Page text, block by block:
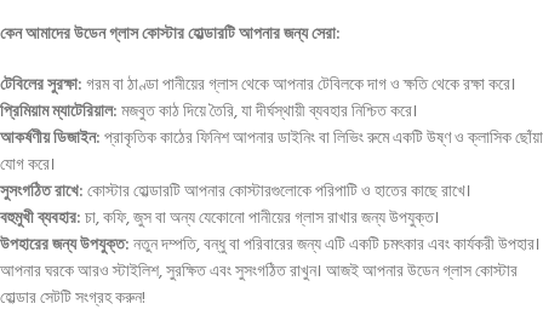
কেন আমাদের উডেন গ্লাস কোস্টার হোল্ডারটি আপনার জন্য সেরা:
টেবিলের সুরক্ষা:গরম বা ঠাণ্ডা পানীয়ের গ্লাস থেকে আপনার টেবিলকে দাগ ও ক্ষতি থেকে রক্ষা করে।
প্রিমিয়াম ম্যাটেরিয়াল:মজবুত কাঠ দিয়ে তৈরি, যা দীর্ঘস্থায়ী ব্যবহার নিশ্চিত করে।
আকর্ষণীয় ডিজাইন:প্রাকৃতিক কাঠের ফিনিশ আপনার ডাইনিং বা লিভিং রুমে একটি উষ্ণ ও ক্লাসিক ছোঁয়া
যোগ করে।
সুসংগঠিত রাখে:কোস্টার হোল্ডারটি আপনার কোস্টারগুলোকে পরিপাটি ও হাতের কাছে রাখে।
বহুমুখী ব্যবহার:চা, কফি, জুস বা অন্য যেকোনো পানীয়ের গ্লাস রাখার জন্য উপযুক্ত।
উপহারের জন্য উপযুক্ত:নতুন দম্পতি, বন্ধু বা পরিবারের জন্য এটি একটি চমৎকার এবং কার্যকরী উপহার।
আপনার ঘরকে আরও স্টাইলিশ, সুরক্ষিত এবং সুসংগঠিত রাখুন। আজই আপনার উডেন গ্লাস কোস্টার
হোল্ডার সেটটি সংগ্রহ করুন!